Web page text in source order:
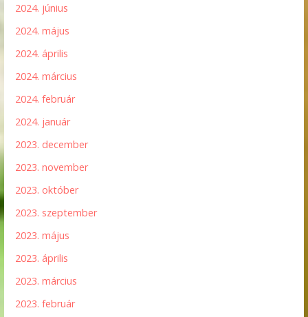
2024. június
2024. május
2024. április
2024. március
2024. február
2024. január
2023. december
2023. november
2023. október
2023. szeptember
2023. május
2023. április
2023. március
2023. február